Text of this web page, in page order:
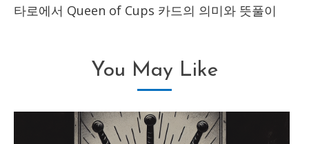
타로에서 Queen of Cups 카드의 의미와 뜻풀이
You May Like